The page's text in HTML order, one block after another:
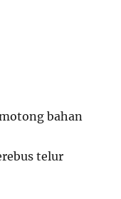
bahan
telur